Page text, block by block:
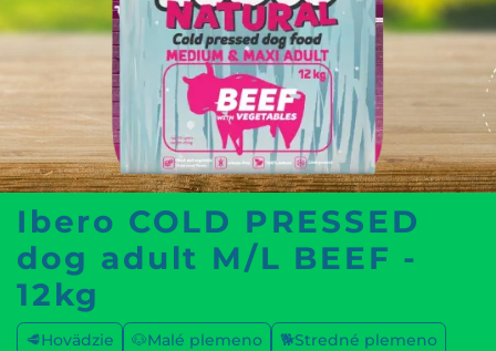
Ibero COLD PRESSED
dog adult M/L BEEF -
12kg
🥩Hovädzie 🐶Malé plemeno
🐕Stredné plemeno